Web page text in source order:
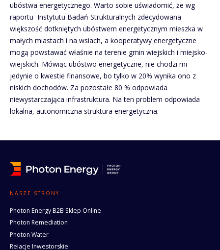
ubóstwa energetycznego. Warto sobie uświadomić, że wg
raportu Instytutu Badań Strukturalnych zdecydowana
większość dotkniętych ubóstwem energetycznym mieszka w
małych miastach i na wsiach, a kooperatywy energetyczne
mogą powstawać właśnie na terenie gmin wiejskich i miejsko-
wiejskich. Mówiąc ubóstwo energetyczne, nie chodzi mi
jedynie o kwestie finansowe, bo tylko w 20% wynika ono z
niskich dochodów. Za pozostałe 80 % odpowiada
niewystarczająca infrastruktura. Na ten problem odpowiada
lokalna, autonomiczna struktura energetyczna.
NASZE STRONY
Photon Energy B2B Sklep Online
Photon Remediation
Photon Water
Relacje Inwestorskie